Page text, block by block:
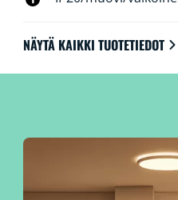
äänelläsi.
NÄYTÄ KAIKKI TUOTETIEDOT